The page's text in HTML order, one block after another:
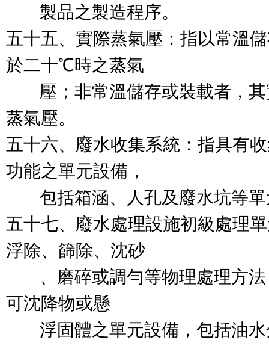
製品之製造程序。
五十五、實際蒸氣壓：指以常溫
於二十℃時之蒸氣
壓；非常溫儲存或裝載者，其
蒸氣壓。
五十六、廢水收集系統：指具有
功能之單元設備，
包括箱涵、人孔及廢水坑等單
五十七、廢水處理設施初級處理
浮除、篩除、沈砂
、磨碎或調勻等物理處理方法
可沈降物或懸
浮固體之單元設備，包括油水